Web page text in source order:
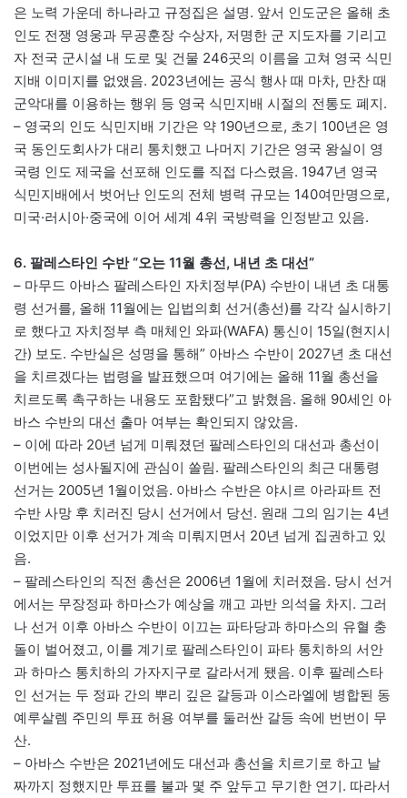
은 노력 가운데 하나라고 규정집은 설명. 앞서 인도군은 올해 초
인도 전쟁 영웅과 무공훈장 수상자, 저명한 군 지도자를 기리고
자 전국 군시설 내 도로 및 건물 246곳의 이름을 고쳐 영국 식민
지배 이미지를 없앴음. 2023년에는 공식 행사 때 마차, 만찬 때
군악대를 이용하는 행위 등 영국 식민지배 시절의 전통도 폐지.
– 영국의 인도 식민지배 기간은 약 190년으로, 초기 100년은 영
국 동인도회사가 대리 통치했고 나머지 기간은 영국 왕실이 영
국령 인도 제국을 선포해 인도를 직접 다스렸음. 1947년 영국
식민지배에서 벗어난 인도의 전체 병력 규모는 140여만명으로,
미국·러시아·중국에 이어 세계 4위 국방력을 인정받고 있음.
6. 팔레스타인 수반 “오는 11월 총선, 내년 초 대선”
– 마무드 아바스 팔레스타인 자치정부(PA) 수반이 내년 초 대통
령 선거를, 올해 11월에는 입법의회 선거(총선)를 각각 실시하기
로 했다고 자치정부 측 매체인 와파(WAFA) 통신이 15일(현지시
간) 보도. 수반실은 성명을 통해” 아바스 수반이 2027년 초 대선
을 치르겠다는 법령을 발표했으며 여기에는 올해 11월 총선을
치르도록 촉구하는 내용도 포함됐다”고 밝혔음. 올해 90세인 아
바스 수반의 대선 출마 여부는 확인되지 않았음.
– 이에 따라 20년 넘게 미뤄졌던 팔레스타인의 대선과 총선이
이번에는 성사될지에 관심이 쏠림. 팔레스타인의 최근 대통령
선거는 2005년 1월이었음. 아바스 수반은 야시르 아라파트 전
수반 사망 후 치러진 당시 선거에서 당선. 원래 그의 임기는 4년
이었지만 이후 선거가 계속 미뤄지면서 20년 넘게 집권하고 있
음.
– 팔레스타인의 직전 총선은 2006년 1월에 치러졌음. 당시 선거
에서는 무장정파 하마스가 예상을 깨고 과반 의석을 차지. 그러
나 선거 이후 아바스 수반이 이끄는 파타당과 하마스의 유혈 충
돌이 벌어졌고, 이를 계기로 팔레스타인이 파타 통치하의 서안
과 하마스 통치하의 가자지구로 갈라서게 됐음. 이후 팔레스타
인 선거는 두 정파 간의 뿌리 깊은 갈등과 이스라엘에 병합된 동
예루살렘 주민의 투표 허용 여부를 둘러싼 갈등 속에 번번이 무
산.
– 아바스 수반은 2021년에도 대선과 총선을 치르기로 하고 날
짜까지 정했지만 투표를 불과 몇 주 앞두고 무기한 연기. 따라서